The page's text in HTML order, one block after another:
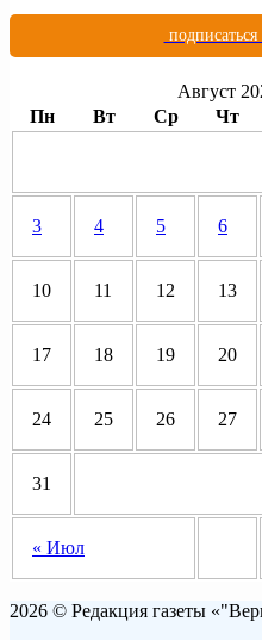
Август
Пн
Вт Ср Чт
« Июл
3 4 5 6
10 11 12 13
17 18 19 20
24 25 26 27
31
2026 © Редакция газеты